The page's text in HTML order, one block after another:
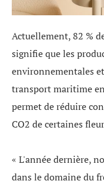
Actuellement, 82 %
signifie que les
environnementales
transport maritime
permet de réduire
CO2 de certaines
« L'année dernière,
dans le domaine du